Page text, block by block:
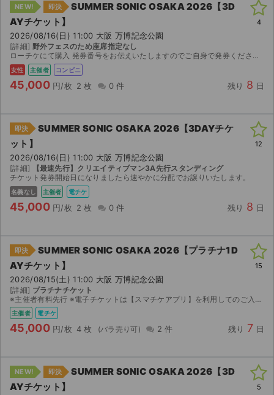
NEW! 即決
SUMMER SONIC OSAKA 2026【3D
AYチケット】
2026/08/16(日) 11:00 大阪 万博記念公園
[詳細] 野外フェスのため座席指定なし
ローチケにて購入 発券番号をお伝えいたしますのでご自身で発券ください。
女性 主催者 コンビニ
45,000 円/枚 2 枚 0 件 残り 8 日
4
即決
SUMMER SONIC OSAKA 2026【3DAYチケ
ット】
2026/08/16(日) 11:00 大阪 万博記念公園
[詳細]
【最速先行】クリエイティブマン3A先行スタンディング
チケット発券開始日になりましたら速やかに分配でお譲りいたします。
名義なし 主催者 電チケ
45,000 円/枚 2 枚 0 件 残り 8 日
12
即決
SUMMER SONIC OSAKA 2026【プラチナ1D
AYチケット】
2026/08/15(土) 11:00 大阪 万博記念公園
[詳細] プラチナチケット
※主催者有料先行 ※電子チケットは【スマチケアプリ】を利用してのご入場となりますので、アプリのダウンロードをお願い致します。 ダウンロード期間になりましたら、取引連絡へスマチケ受取用ＵＲＬの...
主催者 電チケ
45,000 円/枚 4 枚 2 件 残り 7 日
15
NEW! 即決
SUMMER SONIC OSAKA 2026【3D
AYチケット】
5